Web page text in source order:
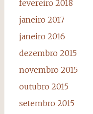
fevereiro 2018
janeiro 2017
janeiro 2016
dezembro 2015
novembro 2015
outubro 2015
setembro 2015